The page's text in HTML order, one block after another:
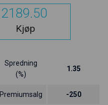
2189.50
Kjøp
Spredning
(%)
1.35
Premiumsalg -250